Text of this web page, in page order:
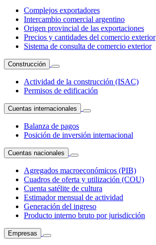
Complejos exportadores
Intercambio comercial argentino
Origen provincial de las exportaciones
Precios y cantidades del comercio exterior
Sistema de consulta de comercio exterior
Construcción
Actividad de la construcción (ISAC)
Permisos de edificación
Cuentas internacionales
Balanza de pagos
Posición de inversión internacional
Cuentas nacionales
Agregados macroeconómicos (PIB)
Cuadros de oferta y utilización (COU)
Cuenta satélite de cultura
Estimador mensual de actividad
Generación del ingreso
Producto interno bruto por jurisdicción
Empresas